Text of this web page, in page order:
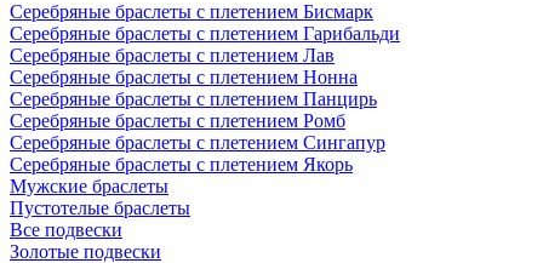
Серебряные браслеты с плетением Бисмарк
Серебряные браслеты с плетением Гарибальди
Серебряные браслеты с плетением Лав
Серебряные браслеты с плетением Нонна
Серебряные браслеты с плетением Панцирь
Серебряные браслеты с плетением Ромб
Серебряные браслеты с плетением Сингапур
Серебряные браслеты с плетением Якорь
Мужские браслеты
Пустотелые браслеты
Все подвески
Золотые подвески